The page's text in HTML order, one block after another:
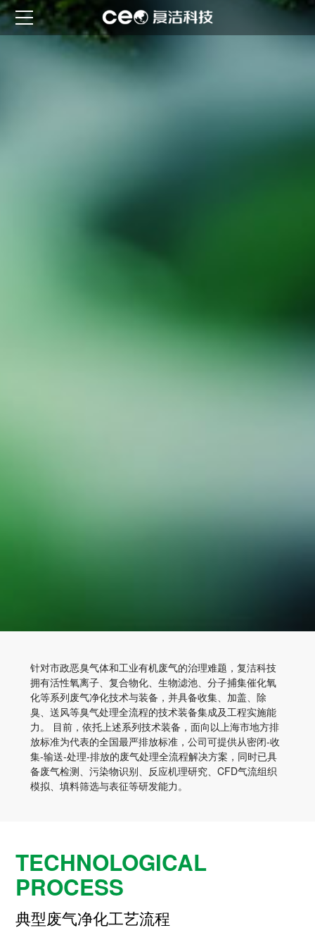
针对市政恶臭气体和工业有机废气的治理难题，复洁科技
拥有活性氧离子、复合物化、生物滤池、分子捕集催化氧
化等系列废气净化技术与装备，并具备收集、加盖、除
臭、送风等臭气处理全流程的技术装备集成及工程实施能
力。 目前，依托上述系列技术装备，面向以上海市地方排
放标准为代表的全国最严排放标准，公司可提供从密闭-收
集-输送-处理-排放的废气处理全流程解决方案，同时已具
备废气检测、污染物识别、反应机理研究、CFD气流组织
模拟、填料筛选与表征等研发能力。
TECHNOLOGICAL
PROCESS
典型废气净化工艺流程